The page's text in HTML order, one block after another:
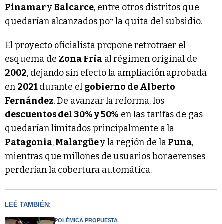
PinamaryBalcarce, entre otros distritos que
quedarían alcanzados por la quita del subsidio.
El proyecto oficialista propone retrotraer el
esquema de Zona Fría al régimen original de
2002, dejando sin efecto la ampliación aprobada
en 2021durante el gobierno de Alberto
Fernández. De avanzar la reforma, los
descuentos del 30% y 50% en las tarifas de gas
quedarían limitados principalmente a la
Patagonia, Malargüey la región de la Puna,
mientras que millones de usuarios bonaerenses
perderían la cobertura automática.
LEÉ TAMBIÉN:
POLÉMICA PROPUESTA